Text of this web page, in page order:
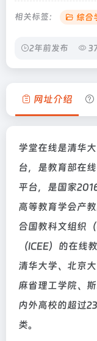
相关标签： 综合
2年前发布
网址介绍
学堂在线是清华
台，是教育部在
平台，是国家
高等教育学会产
合国教科文组织
（ICEE）的在线
清华大学、北京
麻省理工学院、
内外高校的超过
类。